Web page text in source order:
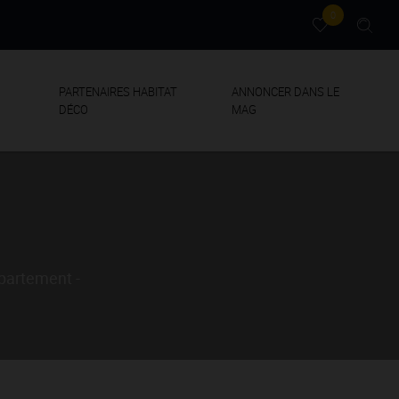
0
PARTENAIRES HABITAT
DÉCO
ANNONCER DANS LE
MAG